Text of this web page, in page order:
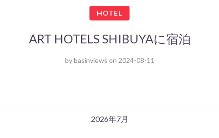
HOTEL
ART HOTELS SHIBUYAに宿泊
bybasinviews on 2024-08-11
2026年7月